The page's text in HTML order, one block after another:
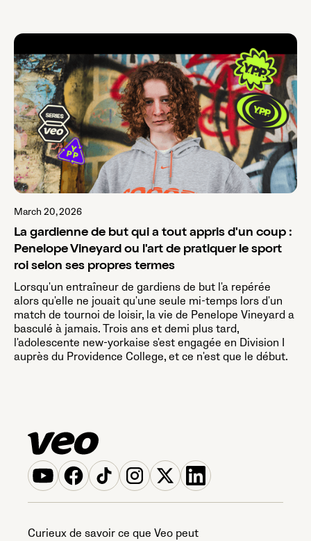
March 20, 2026
La gardienne de but qui a tout appris d'un coup :
Penelope Vineyard ou l'art de pratiquer le sport
roi selon ses propres termes
Lorsqu'un entraîneur de gardiens de but l'a repérée
alors qu'elle ne jouait qu'une seule mi-temps lors d'un
match de tournoi de loisir, la vie de Penelope Vineyard a
basculé à jamais. Trois ans et demi plus tard,
l'adolescente new-yorkaise s'est engagée en Division I
auprès du Providence College, et ce n'est que le début.
Curieux de savoir ce que Veo peut